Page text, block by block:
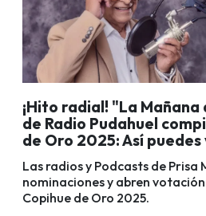
¡Hito radial! "La
de Radio Pudahuel
de Oro 2025: Así
Las radios y Podcasts de Prisa
nominaciones y abren
Copihue de Oro 2025.